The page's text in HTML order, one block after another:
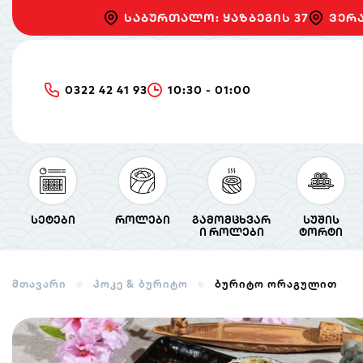
საბურთალო: ყაზბეგის 37
0322 42 41 93 10:30 - 01:00
სეტები როლები
გამომცხვარ
ი როლები
სუშის
ტორტი
მთავარი პოკე & ბურიტო ბურიტო ორაგულით